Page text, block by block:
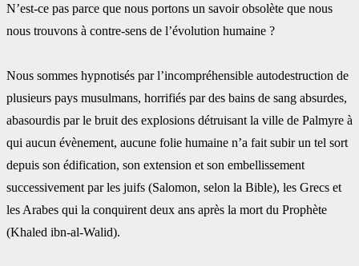
N’est-ce pas parce que nous portons un savoir obsolète que nous
nous trouvons à contre-sens ‎de l’évolution humaine ?
Nous sommes hypnotisés par l’incompréhensible autodestruction de
plusieurs pays ‎musulmans, horrifiés par des bains de sang absurdes,
abasourdis par le bruit des explosions ‎détruisant la ville de Palmyre à
qui aucun évènement, aucune folie humaine n’a fait subir un ‎tel sort
depuis son édification, son extension et son embellissement
successivement par les ‎juifs (Salomon, selon la Bible), les Grecs et
les Arabes qui la conquirent deux ans après la ‎mort du Prophète
(Khaled ibn-al-Walid).